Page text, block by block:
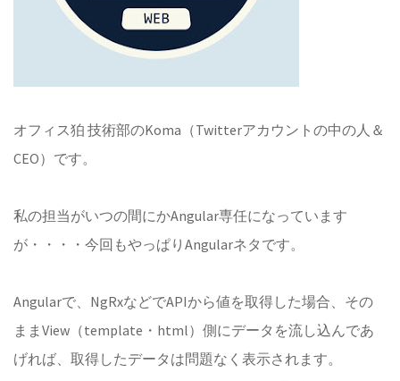
オフィス狛 技術部のKoma（Twitterアカウントの中の人＆
CEO）です。
私の担当がいつの間にかAngular専任になっています
が・・・・今回もやっぱりAngularネタです。
Angularで、NgRxなどでAPIから値を取得した場合、その
ままView（template・html）側にデータを流し込んであ
げれば、取得したデータは問題なく表示されます。